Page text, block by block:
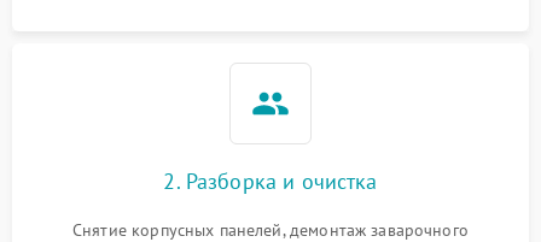
2. Разборка и очистка
Снятие корпусных панелей, демонтаж заварочного